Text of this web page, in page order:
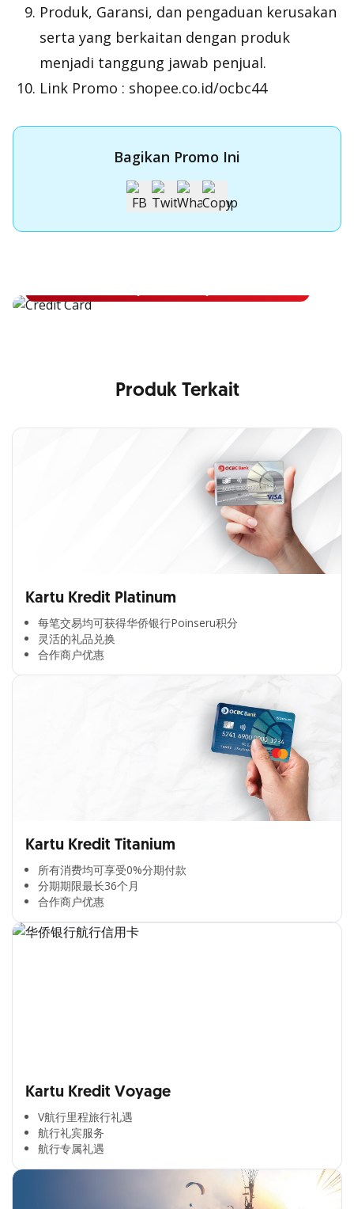
Produk, Garansi, dan pengaduan kerusakan
serta yang berkaitan dengan produk
menjadi tanggung jawab penjual.
Link Promo : shopee.co.id/ocbc44
Bagikan Promo Ini
Apply Kartu Kredit OCBC NISP
Produk Terkait
Kartu Kredit Platinum
每笔交易均可获得华侨银行Poinseru积分​
灵活的礼品兑换​
合作商户优惠​
Kartu Kredit Titanium
所有消费均可享受0%分期付款​
分期期限最长36个月​
合作商户优惠​
Kartu Kredit Voyage
V航行里程旅行礼遇
航行礼宾服务
航行专属礼遇